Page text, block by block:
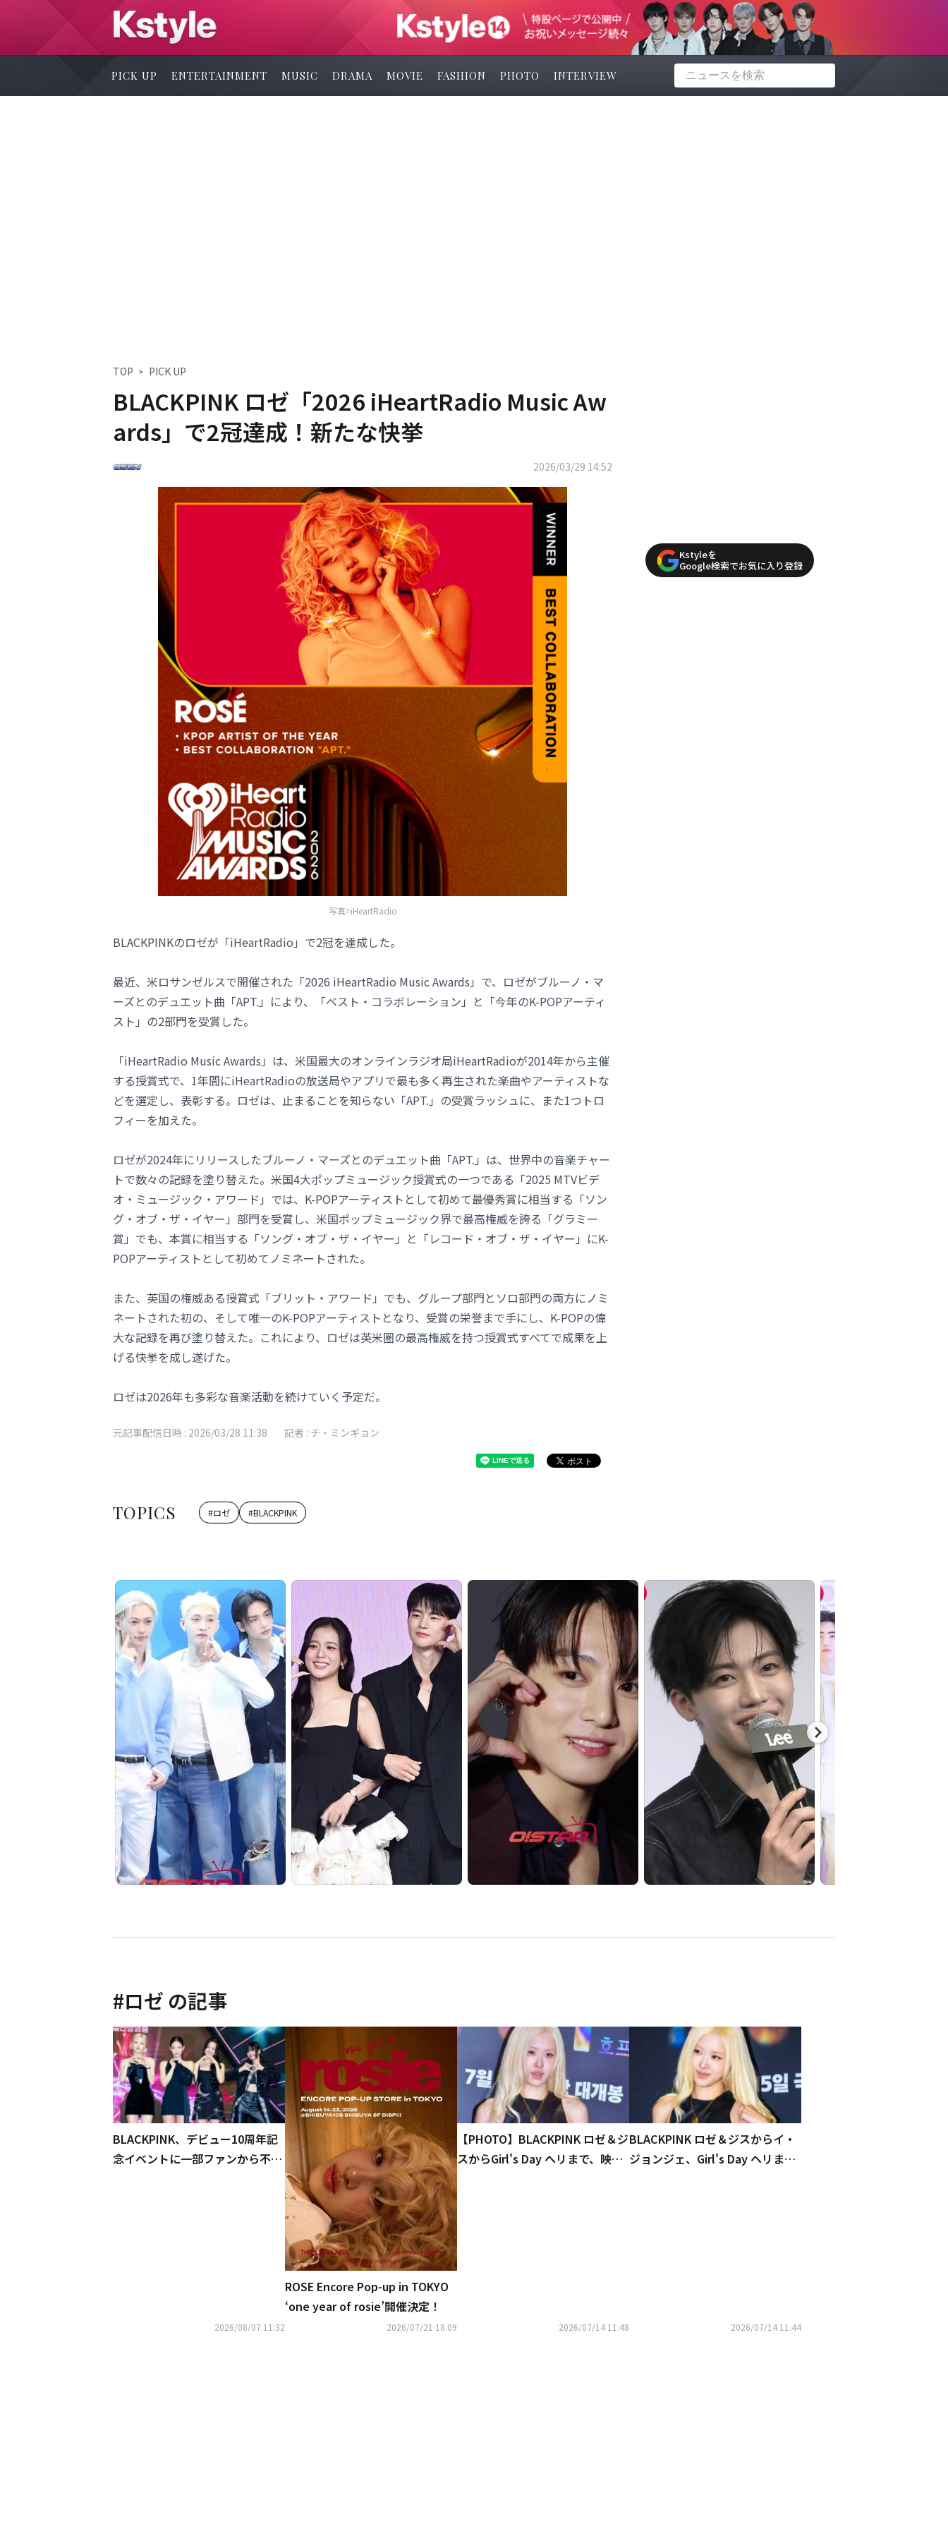
PICK UP ENTERTAINMENT MUSIC DRAMA MOVIE FASHION PHOTO INTERVIEW
TOP PICK UP
BLACKPINK ロゼ「2026 iHeartRadio Music Aw
ards」で2冠達成！新たな快挙
2026/03/29 14:52
写真=iHeartRadio
BLACKPINKのロゼが「iHeartRadio」で2冠を達成した。
最近、米ロサンゼルスで開催された「2026 iHeartRadio Music Awards」で、ロゼがブルーノ・マ
ーズとのデュエット曲「APT.」により、「ベスト・コラボレーション」と「今年のK-POPアーティ
スト」の2部門を受賞した。
「iHeartRadio Music Awards」は、米国最大のオンラインラジオ局iHeartRadioが2014年から主催
する授賞式で、1年間にiHeartRadioの放送局やアプリで最も多く再生された楽曲やアーティストな
どを選定し、表彰する。ロゼは、止まることを知らない「APT.」の受賞ラッシュに、また1つトロ
フィーを加えた。
ロゼが2024年にリリースしたブルーノ・マーズとのデュエット曲「APT.」は、世界中の音楽チャー
トで数々の記録を塗り替えた。米国4大ポップミュージック授賞式の一つである「2025 MTVビデ
オ・ミュージック・アワード」では、K-POPアーティストとして初めて最優秀賞に相当する「ソン
グ・オブ・ザ・イヤー」部門を受賞し、米国ポップミュージック界で最高権威を誇る「グラミー
賞」でも、本賞に相当する「ソング・オブ・ザ・イヤー」と「レコード・オブ・ザ・イヤー」にK-
POPアーティストとして初めてノミネートされた。
また、英国の権威ある授賞式「ブリット・アワード」でも、グループ部門とソロ部門の両方にノミ
ネートされた初の、そして唯一のK-POPアーティストとなり、受賞の栄誉まで手にし、K-POPの偉
大な記録を再び塗り替えた。これにより、ロゼは英米圏の最高権威を持つ授賞式すべてで成果を上
げる快挙を成し遂げた。
ロゼは2026年も多彩な音楽活動を続けていく予定だ。
元記事配信日時 : 2026/03/28 11:38 記者 : チ・ミンギョン
TOPICS #ロゼ #BLACKPINK
Kstyleを
Google検索でお気に入り登録
#ロゼ の記事
BLACKPINK、デビュー10周年記
念イベントに一部ファンから不満
2026/08/07 11:32
ROSE Encore Pop-up in TOKYO
‘one year of rosie’開催決定！
2026/07/21 18:09
【PHOTO】BLACKPINK ロゼ＆ジ
スからGirl's Day ヘリまで、映画
2026/07/14 11:48
BLACKPINK ロゼ＆ジスからイ・
ジョンジェ、Girl's Day ヘリまで
2026/07/14 11:44